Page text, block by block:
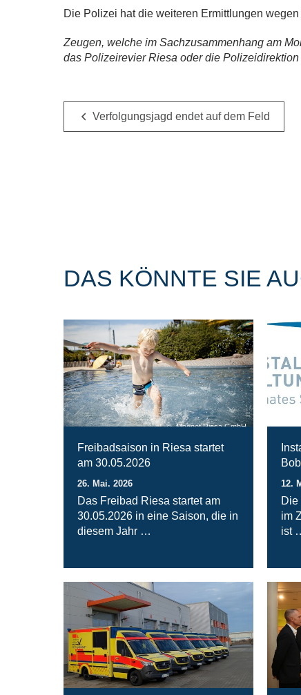
Die Polizei hat die weiteren Ermittlungen
Zeugen, welche im Sachzusammenhang am
das Polizeirevier Riesa oder die
Verfolgungsjagd endet auf dem Feld
DAS KÖNNTE SIE
Magnet Riesa GmbH
Freibadsaison in Riesa startet
am 30.05.2026
26. Mai. 2026
Das Freibad Riesa startet am
30.05.2026 in eine Saison, die in
diesem Jahr …
12.
im
ist